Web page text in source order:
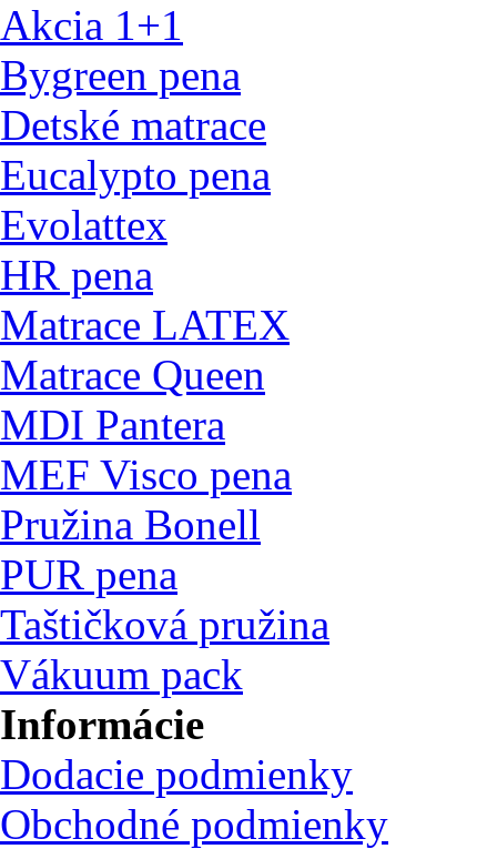
Akcia 1+1
Bygreen pena
Detské matrace
Eucalypto pena
Evolattex
HR pena
Matrace LATEX
Matrace Queen
MDI Pantera
MEF Visco pena
Pružina Bonell
PUR pena
Taštičková pružina
Vákuum pack
Informácie
Dodacie podmienky
Obchodné podmienky